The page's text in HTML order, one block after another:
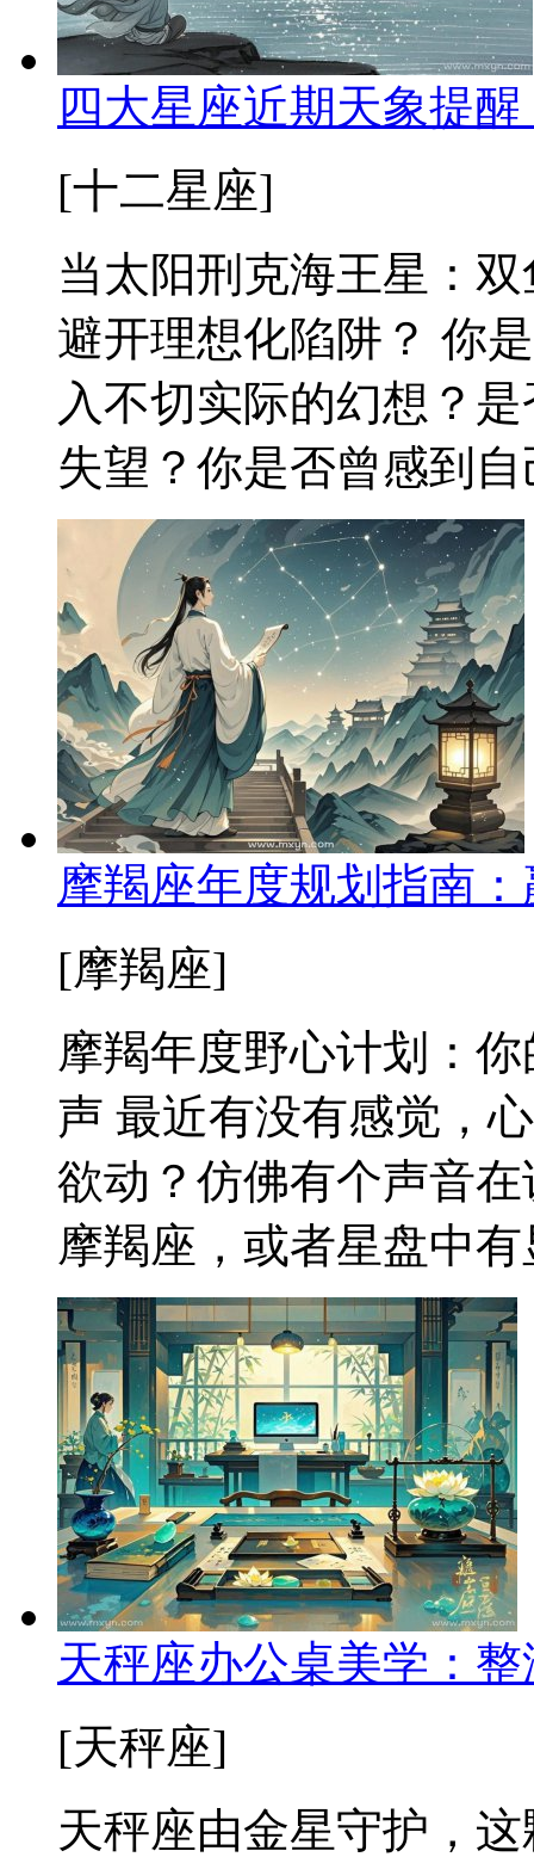
四大星座近期天象提
[十二星座]
当太阳刑克海王星：
避开理想化陷阱？ 你
入不切实际的幻想？
失望？你是否曾感到
摩羯座年度规划指南
[摩羯座]
摩羯年度野心计划：
声 最近有没有感觉，
欲动？仿佛有个声音
摩羯座，或者星盘中
天秤座办公桌美学：
[天秤座]
天秤座由金星守护，